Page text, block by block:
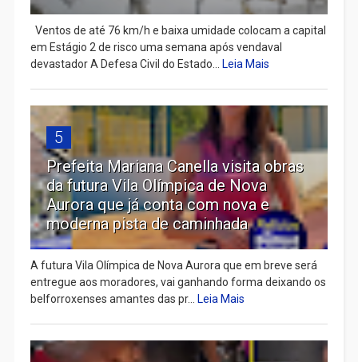
Ventos de até 76 km/h e baixa umidade colocam a capital
em Estágio 2 de risco uma semana após vendaval
devastador A Defesa Civil do Estado... Leia Mais
5
Prefeita Mariana Canella visita obras
da futura Vila Olímpica de Nova
Aurora que já conta com nova e
moderna pista de caminhada
A futura Vila Olímpica de Nova Aurora que em breve será
entregue aos moradores, vai ganhando forma deixando os
belforroxenses amantes das pr... Leia Mais